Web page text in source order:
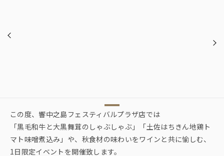
この度、響中之島フェスティバルプラザ店では
「黒毛和牛と大黒舞茸のしゃぶしゃぶ」「土佐はちきん地鶏ト
マト味噌煮込み」や、秋食材の味わいをワインと共に愉しむ、
1日限定イベントを開催致します。